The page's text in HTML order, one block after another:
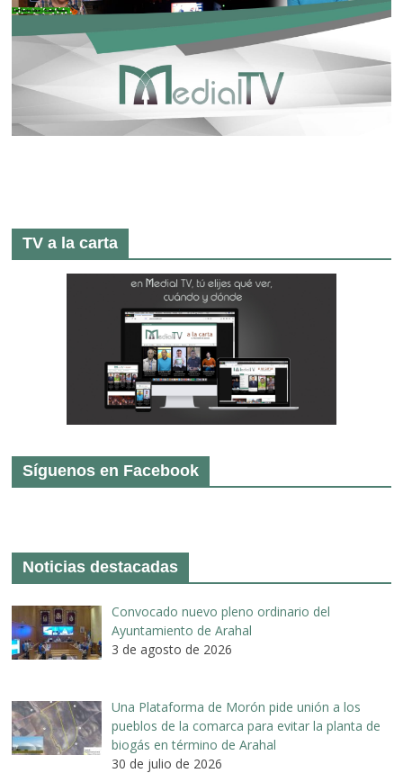
TV a la carta
Síguenos en Facebook
Noticias destacadas
Convocado nuevo pleno ordinario del
Ayuntamiento de Arahal
3 de agosto de 2026
Una Plataforma de Morón pide unión a los
pueblos de la comarca para evitar la planta de
biogás en término de Arahal
30 de julio de 2026